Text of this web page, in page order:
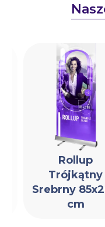
Rollup
Trójkątny
Srebrny
cm